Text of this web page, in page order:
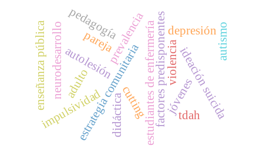
violencia
estudiantes de enfermería
estrategia comunitaria ideación suicida
factores predisponentesjóvenes
autolesión
cutting
impulsividad
neurodesarrollo
tdah
depresión
prevalencia autismo
enseñanza pública adulto
pareja
pedagogía
didáctica